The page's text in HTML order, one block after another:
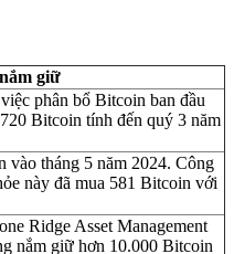
giữ
phân bổ Bitcoin ban đầu
Bitcoin tính đến quý 3 năm
vào tháng 5 năm 2024. Công
này đã mua 581 Bitcoin với
Ridge Asset Management
nắm giữ hơn 10.000 Bitcoin